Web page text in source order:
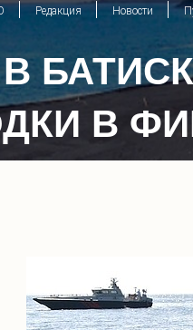
Редакция Новости
В